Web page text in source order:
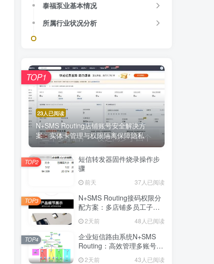
泰福泵业基本情况
所属行业状况分析
23人已阅读
N+SMS Routing店铺账号安全解决方
案：实体卡管理与权限隔离保障隐私
TOP1
短信转发器固件烧录操作步
骤
前天 37人已阅读
TOP2
N+SMS Routing接码权限分
配方案：多店铺多员工子账
2天前 48人已阅读
TOP3
企业短信路由系统N+SMS
Routing：高效管理多账号验
2天前 43人已阅读
TOP4